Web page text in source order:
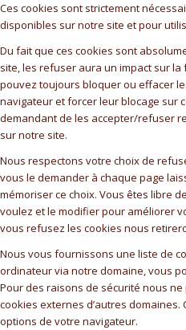
Ces cookies sont strictement
disponibles sur notre site et pour
Du fait que ces cookies sont
site, les refuser aura un impact sur
pouvez toujours bloquer ou effacer
navigateur et forcer leur blocage sur
demandant de les accepter/refuser
sur notre site.
Nous respectons votre choix de
vous le demander à chaque page
mémoriser ce choix. Vous êtes libre
voulez et le modifier pour améliorer
vous refusez les cookies nous
Nous vous fournissons une liste de
ordinateur via notre domaine, vous
Pour des raisons de sécurité nous
cookies externes d’autres domaines.
options de votre navigateur.